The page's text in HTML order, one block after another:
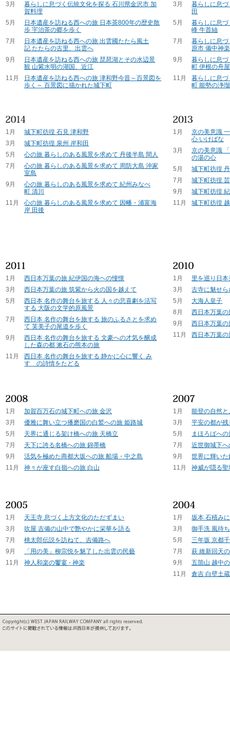
3月
暮らしに息づく伝統文化を探る 石川県金沢市 加
賀料理
5月
日本遺産を訪ねる西への旅 日本茶800年の歴史散
歩 宇治茶の郷を歩く
7月
日本遺産を訪ねる西への旅 出雲國たたら風土
記 たたらの古里、出雲へ
9月
日本遺産を訪ねる西への旅 琵琶湖とその水辺景
観 山紫水明の湖国、近江
11月
日本遺産を訪ねる西への旅 津和野今昔～百景図を
歩く～ 百景図に描かれた城下町
3月
暮らしに息
田
5月
暮らしに息
峰 牛首紬
7月
暮らしに息
原市 備中神楽
9月
暮らしに息
町 伊根の舟屋
11月
暮らしに息
町 能勢の浄
1月
城下町彷徨 石見 津和野
3月
城下町彷徨 泉州 岸和田
5月
心の旅 暮らしのある風景を求めて 丹後半島 間人
7月
心の旅 暮らしのある風景を求めて 周防大島 沖家
室島
9月
心の旅 暮らしのある風景を求めて 紀州みなべ
町 清川
11月
心の旅 暮らしのある風景を求めて 因幡・浦富海
岸 田後
1月
京の美意識
心 いけばな
3月
京の美意識
の湯の心
5月
城下町彷徨
7月
城下町彷徨
9月
城下町彷徨
11月
城下町彷徨
1月
西日本万葉の旅 紀伊国の海ヘの憧憬
3月
西日本万葉の旅 筑紫から火の国を越えて
5月
西日本 名作の舞台を旅する 人々の悲喜劇を活写
する 大阪の文学的原風景
7月
西日本 名作の舞台を旅する 旅のふるさとを求め
て 芙美子の尾道を歩く
9月
西日本 名作の舞台を旅する 文豪への才気を醸成
した森の都 漱石の熊本の旅
11月
西日本 名作の舞台を旅する 静かに心に響く み
すゞの詩情をたどる
1月
里を巡り日
3月
古寺に魅せ
5月
大海人皇子
8月
西日本万葉
9月
西日本万葉
11月
西日本万葉
1月
加賀百万石の城下町への旅 金沢
3月
優雅に舞い立つ播磨国の白鷲への旅 姫路城
5月
天界に通じる架け橋への旅 天橋立
7月
天下に誇る名橋への旅 錦帯橋
9月
活気を極めた商都大坂への旅 船場・中之島
11月
神々が座す白嶺への旅 白山
1月
能登の自然
3月
平安の都が
5月
まほろばへ
7月
近世御城下
9月
世界に輝い
11月
神威が隠る
1月
天王寺 息づく上方文化のただずまい
3月
吹屋 吉備の山中で艶やかに栄華を語る
7月
桃太郎伝説を訪ねて、吉備路へ
9月
「用の美」柳宗悦を魅了した出雲の民藝
11月
神人和楽の饗宴 - 神楽
1月
坂本 石積み
3月
御手洗 風待
5月
三年坂 京都
7月
萩 維新回天
9月
五箇山 越中
11月
倉吉 白壁土